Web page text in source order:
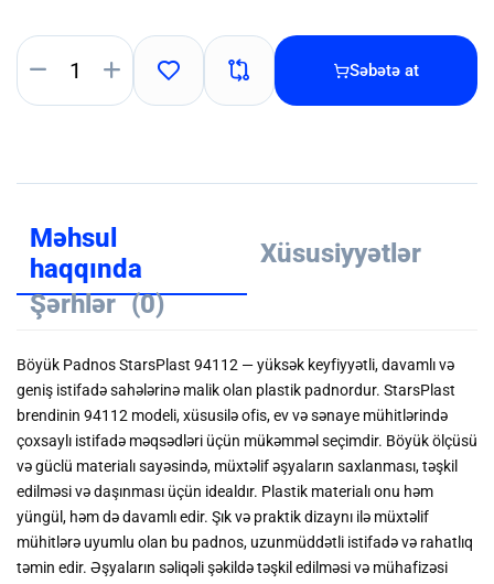
Səbətə at
Məhsul
haqqında
Xüsusiyyətlər
Şərhlər (0)
Böyük Padnos StarsPlast 94112 — yüksək keyfiyyətli, davamlı və
geniş istifadə sahələrinə malik olan plastik padnordur. StarsPlast
brendinin 94112 modeli, xüsusilə ofis, ev və sənaye mühitlərində
çoxsaylı istifadə məqsədləri üçün mükəmməl seçimdir. Böyük ölçüsü
və güclü materialı sayəsində, müxtəlif əşyaların saxlanması, təşkil
edilməsi və daşınması üçün idealdır. Plastik materialı onu həm
yüngül, həm də davamlı edir. Şık və praktik dizaynı ilə müxtəlif
mühitlərə uyumlu olan bu padnos, uzunmüddətli istifadə və rahatlıq
təmin edir. Əşyaların səliqəli şəkildə təşkil edilməsi və mühafizəsi